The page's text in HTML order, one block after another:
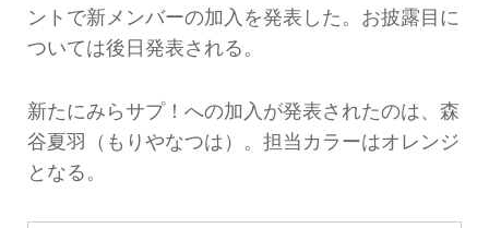
ントで新メンバーの加入を発表した。お披露目に
ついては後日発表される。
新たにみらサプ！への加入が発表されたのは、森
谷夏羽（もりやなつは）。担当カラーはオレンジ
となる。